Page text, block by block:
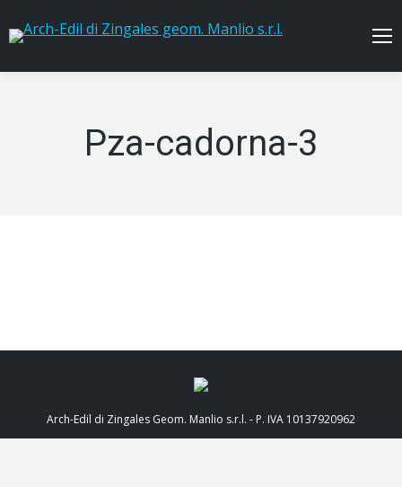
Pza-cadorna-3
Arch-Edil di Zingales Geom. Manlio s.r.l. - P. IVA 10137920962